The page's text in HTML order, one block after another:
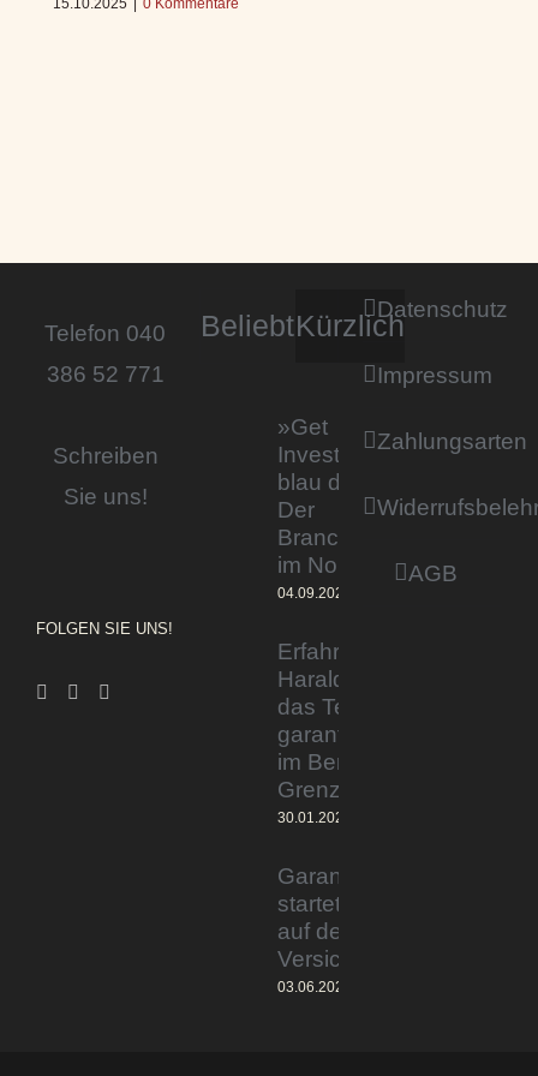
Telefon 040
386 52 771
Schreiben
Sie uns!
FOLGEN SIE UNS!
BeliebtKürzlich
»Get
Invested by
blau direkt«:
Der
Branchentag
im Norden
04.09.2023
Erfahrener Experte
Harald Wesely stärkt
das Team von
garantiertmehrnetto.de
im Bereich
Grenzgänger
30.01.2024
Garantiertmehrnetto.de®
startet Vermittlerplattform
auf deutschem
Versicherungsmarkt
03.06.2023
Datenschutz
Impressum
Zahlungsarten
AGB